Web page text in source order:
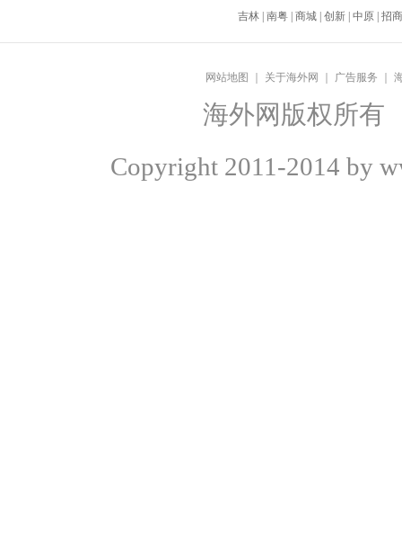
吉林 南粤 商城 创新 中原 招商
网站地图 关于海外网 广告服务
海外网版权所有
Copyright 2011-2014 by